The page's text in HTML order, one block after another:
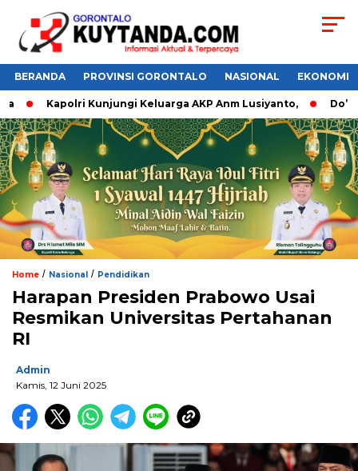
BERANDA PROVINSI GORONTALO NASIONAL EKONOMI
Kapolri Kunjungi Keluarga AKP Anm Lusiyanto, Do’a
Home / Nasional / Pendidikan
Harapan Presiden Prabowo Usai
Resmikan Universitas Pertahanan
RI
Admin
Kamis, 12 Juni 2025